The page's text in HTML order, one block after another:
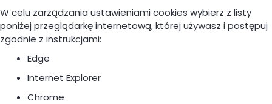
W celu zarządzania ustawieniami cookies wybierz z listy
poniżej przeglądarkę internetową, której używasz i postępuj
zgodnie z instrukcjami:
Edge
Internet Explorer
Chrome